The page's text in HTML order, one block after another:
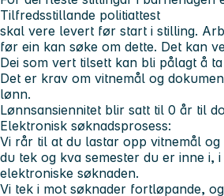
Tilfredsstillande politiattest
skal vere levert før start i stilling.
før ein kan søke om dette. Det kan
Dei som vert tilsett kan bli pålagt å
Det er krav om vitnemål og
lønn.
Lønnsansiennitet blir satt til 0 år til
Elektronisk søknadsprosess:
Vi rår til at du lastar opp vitnemål
du tek og kva semester du er inne i,
elektroniske søknaden.
Vi tek i mot søknader fortløpande,